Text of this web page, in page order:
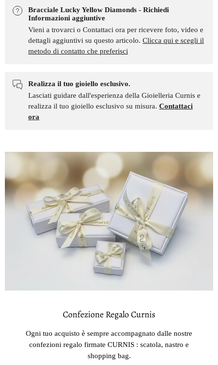
Bracciale Lucky Yellow Diamonds - Richiedi
Informazioni aggiuntive
Vieni a trovarci o Contattaci ora per ricevere foto, video e
dettagli aggiuntivi su questo articolo. Clicca qui e scegli il
metodo di contatto che preferisci
Realizza il tuo gioiello esclusivo.
Lasciati guidare dall'esperienza della Gioielleria Curnis e
realizza il tuo gioiello esclusivo su misura. Contattaci
ora
Confezione Regalo Curnis
Ogni tuo acquisto è sempre accompagnato dalle nostre
confezioni regalo firmate CURNIS : scatola, nastro e
shopping bag.